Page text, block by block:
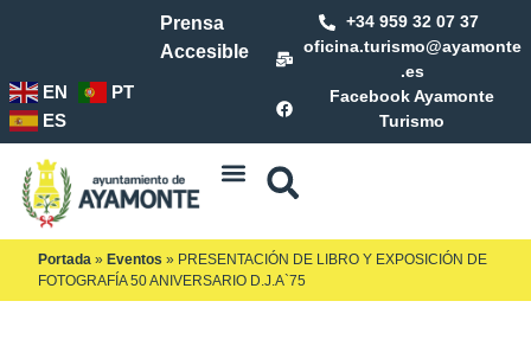
Prensa
Accesible
+34 959 32 07 37
oficina.turismo@ayamonte
.es
Facebook Ayamonte
Turismo
EN
PT
ES
Portada » Eventos » PRESENTACIÓN DE LIBRO Y EXPOSICIÓN DE
FOTOGRAFÍA 50 ANIVERSARIO D.J.A`75